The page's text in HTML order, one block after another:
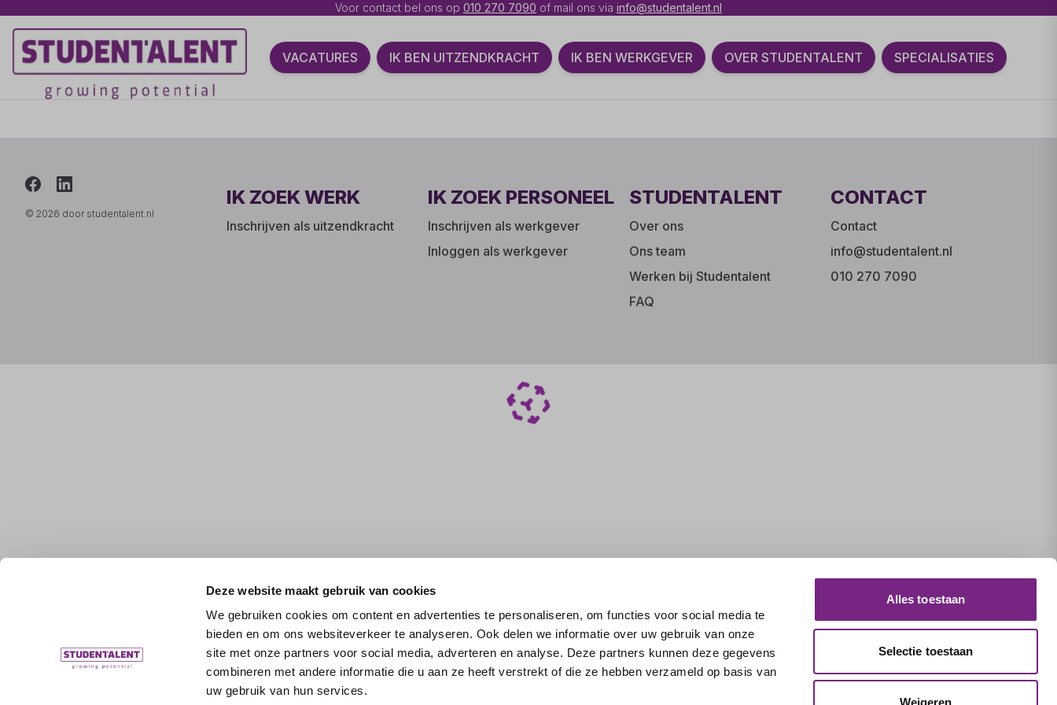
Deze website maakt gebruik van cookies
We gebruiken cookies om content en advertenties te personaliseren, om functies voor social media te
bieden en om ons websiteverkeer te analyseren. Ook delen we informatie over uw gebruik van onze
site met onze partners voor social media, adverteren en analyse. Deze partners kunnen deze gegevens
combineren met andere informatie die u aan ze heeft verstrekt of die ze hebben verzameld op basis van
uw gebruik van hun services.
Alles toestaan
Selectie toestaan
Weigeren
Voor contact bel ons op 010 270 7090 of mail ons via info@studentalent.nl
VACATURES IK BEN UITZENDKRACHT IK BEN WERKGEVER OVER STUDENTALENT SPECIALISATIES
© 2026 door studentalent.nl
IK ZOEK WERK
Inschrijven als uitzendkracht
IK ZOEK PERSONEEL
Inschrijven als werkgever
Inloggen als werkgever
STUDENTALENT
Over ons
Ons team
Werken bij Studentalent
FAQ
CONTACT
Contact
info@studentalent.nl
010 270 7090